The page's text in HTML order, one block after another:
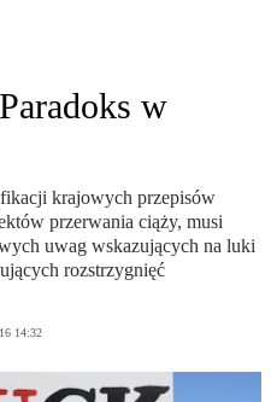
w
krajowych przepisów
przerwania ciąży, musi
uwag wskazujących na luki
rozstrzygnięć
14:32